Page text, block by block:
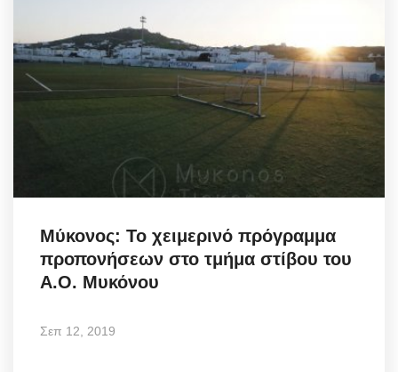
Μύκονος: Το χειμερινό πρόγραμμα
προπονήσεων στο τμήμα στίβου του
Α.Ο. Μυκόνου
Σεπ 12, 2019